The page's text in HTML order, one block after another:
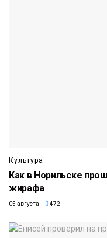
Культура
Как в Норильске
жирафа
05 августа 472